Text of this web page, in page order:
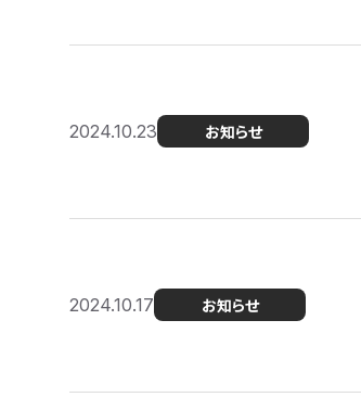
2024.10.23 お知らせ
2024.10.17 お知らせ